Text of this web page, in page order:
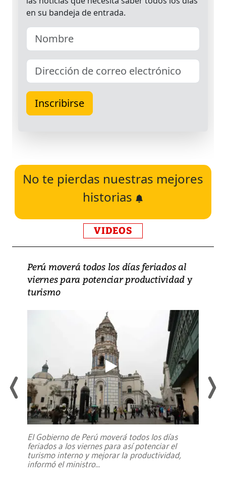
No te pierdas nuestras mejores
historias
VIDEOS
Perú moverá todos los días feriados al
viernes para potenciar productividad y
turismo
El Gobierno de Perú moverá todos los días
feriados a los viernes para así potenciar el
turismo interno y mejorar la productividad,
informó el ministro...